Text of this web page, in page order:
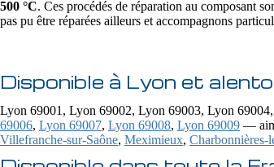
500 °C. Ces procédés de réparation au composant
pas pu être réparées ailleurs et accompagnons
Disponible à Lyon et
Lyon 69001, Lyon 69002, Lyon 69003, Lyon
69006, Lyon 69007, Lyon 69008, Lyon 69009 —
Villefranche-sur-Saône, Meximieux, Charbonnières-